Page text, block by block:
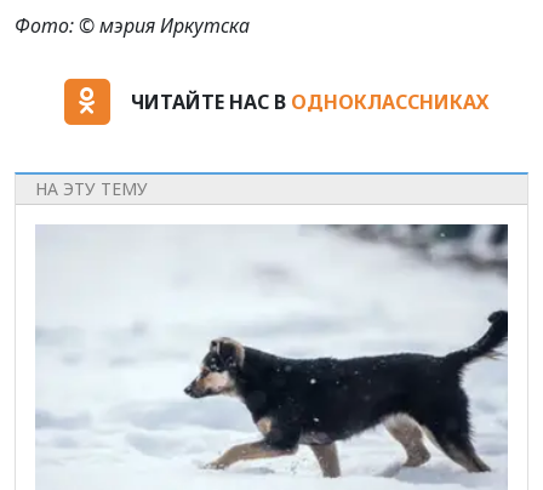
Фото: © мэрия Иркутска
ЧИТАЙТЕ НАС В ОДНОКЛАССНИКАХ
НА ЭТУ ТЕМУ